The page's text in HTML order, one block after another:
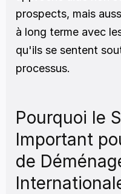
prospects, mais
à long terme avec
qu'ils se sentent
processus.
Pourquoi le
Important
de